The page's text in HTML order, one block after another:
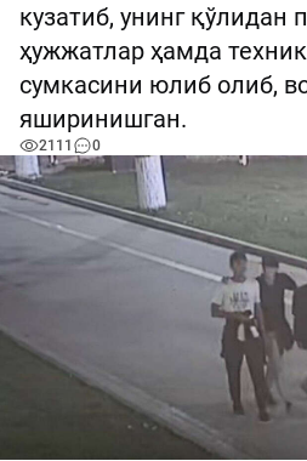
кузатиб, унинг қўлидан
ҳужжатлар ҳамда
сумкасини юлиб олиб,
яширинишган.
2111 0